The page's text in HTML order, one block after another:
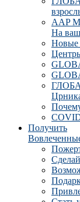
AAP
На
Новые
Получить